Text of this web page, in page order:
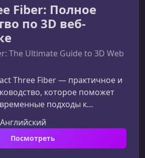
Fiber: Полное
по 3D веб-
The Ultimate Guide to 3D Web
Three Fiber — практичное и
которое поможет
подходы к
в браузере. Контент
под ключевые запросы о 3D
Three.js, R3F и создании
Английский
Посмотреть